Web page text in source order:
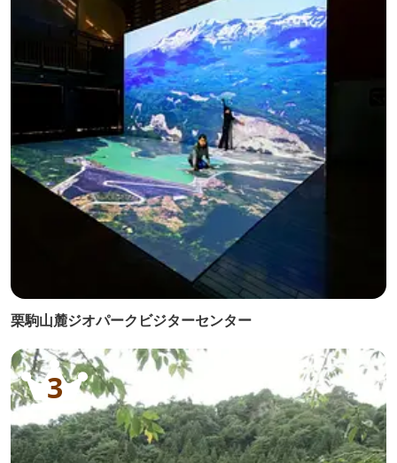
栗駒山麓ジオパークビジターセンター
3